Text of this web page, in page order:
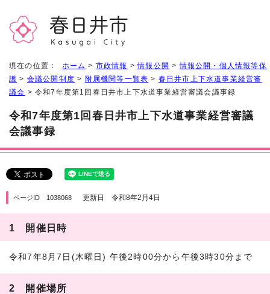
現在の位置： ホーム > 市政情報 >情報公開 >情報公開・個人情報等保
護 > 会議公開制度 > 附属機関等一覧表 > 春日井市上下水道事業経営審
議会 > 令和7年度第1回春日井市上下水道事業経営審議会議事録
令和7年度第1回春日井市上下水道事業経営審議
会議事録
ページID 1038068 更新日 令和8年2月4日
1 開催日時
令和7年8月7日(木曜日) 午後2時00分から午後3時30分まで
2 開催場所